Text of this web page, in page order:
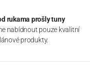
rukama prošly tuny
nabídnout pouze kvalitní
produkty.